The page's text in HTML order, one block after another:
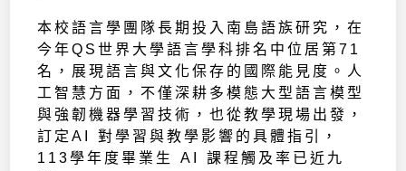
本校語言學團隊長期投入南島語族研究，在
今年QS世界大學語言學科排名中位居第71
名，展現語言與文化保存的國際能見度。人
工智慧方面，不僅深耕多模態大型語言模型
與強韌機器學習技術，也從教學現場出發，
訂定AI 對學習與教學影響的具體指引，
113學年度畢業生 AI 課程觸及率已近九